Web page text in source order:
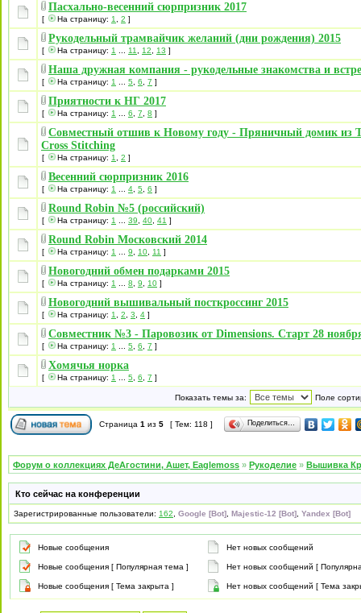
Пасхально-весенний сюрпризник 2017
[ На страницу: 1 2 ]
Рукодельный трамвайчик желаний (дни рождения) 2015
[ На страницу: 1 11 12 13 ]
Наша дружная компания - рукодельные знакомства и
[ На страницу: 1 5 6 7 ]
Приятности к НГ 2017
[ На страницу: 1 6 7 8 ]
Совместный отшив к Новому году - Пряничный домик из
Cross Stitching
[ На страницу: 1 2 ]
Весенний сюрпризник 2016
[ На страницу: 1 4 5 6 ]
Round Robin №5 (российский)
[ На страницу: 1 39 40 41 ]
Round Robin Московский 2014
[ На страницу: 1 9 10 11 ]
Новогодний обмен подарками 2015
[ На страницу: 1 8 9 10 ]
Новогодний вышивальный посткроссинг 2015
[ На страницу: 1 2 3 4 ]
Совместник №3 - Паровозик от Dimensions. Старт 28
[ На страницу: 1 5 6 7 ]
Хомячья норка
[ На страницу: 1 5 6 7 ]
Показать темы за: Поле
Страница 1 из 5 [ Тем: 118 ] Поделиться…
Форум о коллекциях ДеАгостини, Ашет, Eaglemoss » Рукоделие » Вышивка
Кто сейчас на конференции
Зарегистрированные пользователи: 162 Google [Bot] Majestic-12 [Bot] Yandex [Bot]
Новые сообщения Нет новых сообщений
Новые сообщения [ Популярная тема ] Нет новых сообщений [
Новые сообщения [ Тема закрыта ] Нет новых сообщений [ Тема